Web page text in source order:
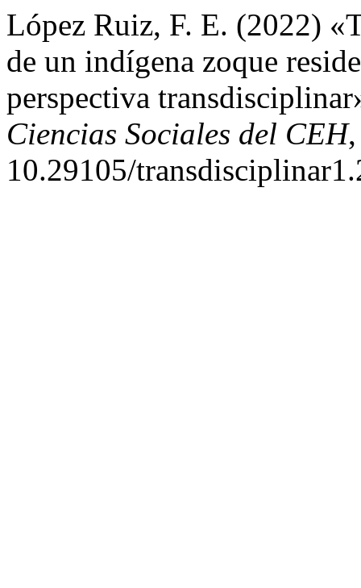
López Ruiz, F. E. (2022)
de un indígena zoque
perspectiva
Ciencias Sociales del CEH
10.29105/